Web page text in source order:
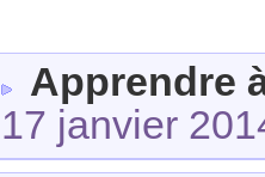
Apprendre
17 janvier